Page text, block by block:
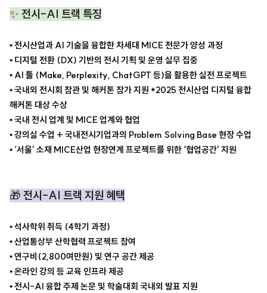
✨ 전시-AI 트랙 특징
•전시산업과 AI 기술을 융합한 차세대 MICE 전문가 양성 과정
• 디지털 전환 (DX) 기반의 전시 기획 및 운영 실무 집중
• AI 툴 (Make, Perplexity, ChatGPT 등)을 활용한 실전 프로젝트
•국내외 전시회 참관 및 해커톤 참가 지원 *2025 전시산업 디지털 융합
해커톤 대상 수상
•국내 전시 업계 및 MICE 업계와 협업
•강의실 수업 + 국내전시기업과의 Problem Solving Base 현장 수업
• ‘서울’ 소재 MICE산업 현장연계 프로젝트를 위한 ‘협업공간’ 지원
🎁 전시-AI 트랙 지원 혜택
•석사학위 취득 (4학기 과정)
•산업통상부 산학협력 프로젝트 참여
•연구비(2,800여만원) 및 연구 공간 제공
•온라인 강의 등 교육 인프라 제공
•전시-AI 융합 주제 논문 및 학술대회 국내외 발표 지원